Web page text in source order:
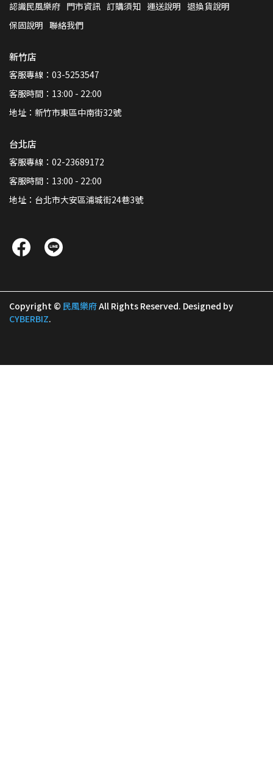
認識民風樂府 門市資訊 訂購須知 運送說明 退換貨說明
保固說明 聯絡我們
新竹店
客服專線：03-5253547
客服時間：13:00 - 22:00
地址：新竹市東區中南街32號
台北店
客服專線：02-23689172
客服時間：13:00 - 22:00
地址：台北市大安區浦城街24巷3號
Copyright © 民風樂府All Rights Reserved. Designed by
CYBERBIZ.